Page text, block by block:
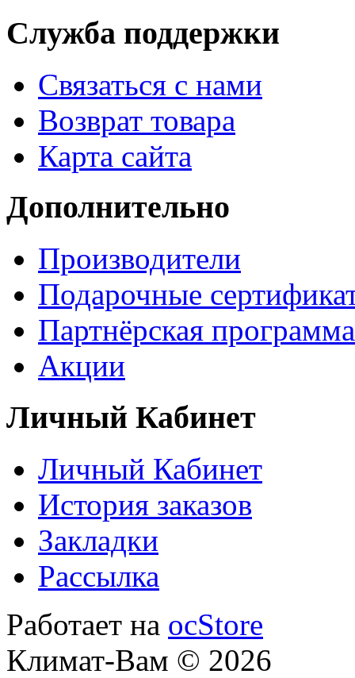
Служба поддержки
Связаться с нами
Возврат товара
Карта сайта
Дополнительно
Производители
Подарочные
Партнёрская программа
Акции
Личный Кабинет
Личный Кабинет
История заказов
Закладки
Рассылка
Работает на ocStore
Климат-Вам © 2026